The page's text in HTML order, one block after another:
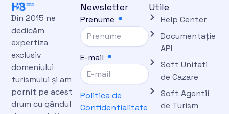
Din 2015 ne
dedicăm
expertiza
exclusiv
domeniului
turismului și am
pornit pe acest
drum cu gândul
Newsletter
Prenume
E-mail
Politica de
Confidentialitate
Utile
Help Center
Documentație
API
Soft Unitati
de Cazare
Soft Agentii
de Turism